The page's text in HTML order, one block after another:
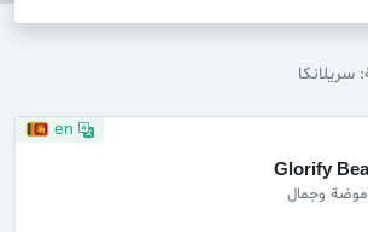
سريلانكا
Glorify
موضة وجمال